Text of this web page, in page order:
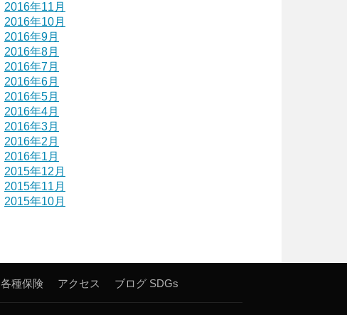
2016年11月
2016年10月
2016年9月
2016年8月
2016年7月
2016年6月
2016年5月
2016年4月
2016年3月
2016年2月
2016年1月
2015年12月
2015年11月
2015年10月
各種保険 アクセス ブログ SDGs